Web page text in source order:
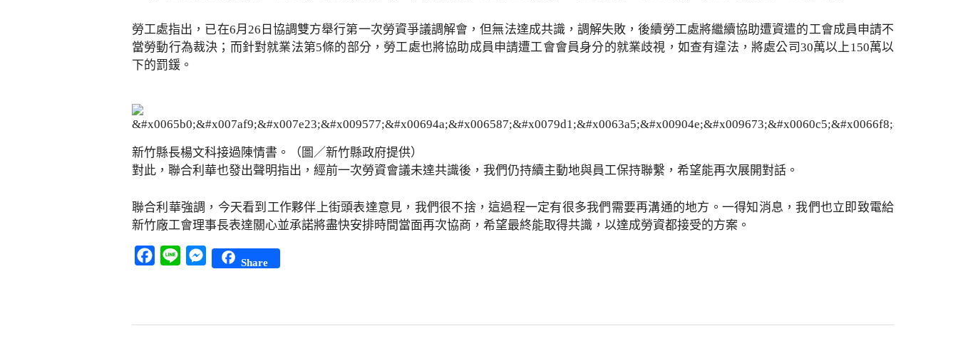
勞工處指出，已在6月26日協調雙方舉行第一次勞資爭議調解會，但無法達成共識，調解失敗，後續勞工處將繼續協助遭資遣的工會成員申請不
當勞動行為裁決；而針對就業法第5條的部分，勞工處也將協助成員申請遭工會會員身分的就業歧視，如查有違法，將處公司30萬以上150萬以
下的罰鍰。
新竹縣長楊文科接過陳情書。（圖／新竹縣政府提供）
對此，聯合利華也發出聲明指出，經前一次勞資會議未達共識後，我們仍持續主動地與員工保持聯繫，希望能再次展開對話。
聯合利華強調，今天看到工作夥伴上街頭表達意見，我們很不捨，這過程一定有很多我們需要再溝通的地方。一得知消息，我們也立即致電給
新竹廠工會理事長表達關心並承諾將盡快安排時間當面再次協商，希望最終能取得共識，以達成勞資都接受的方案。
Facebook
Line Messenger
Share